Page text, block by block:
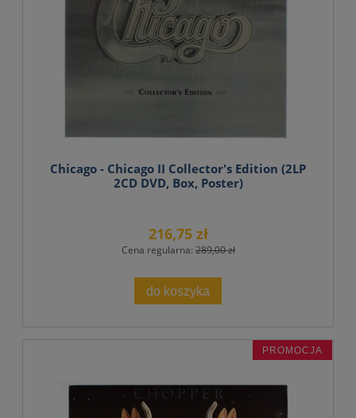
Chicago - Chicago II Collector's Edition (2LP
2CD DVD, Box, Poster)
216,75 zł
Cena regularna:289,00 zł
do koszyka
PROMOCJA